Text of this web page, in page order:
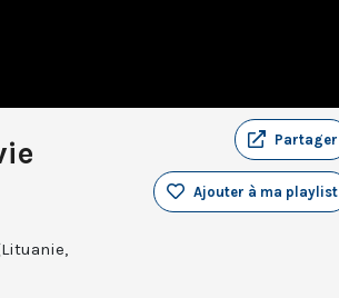
Partager
Ajouter à ma playlist